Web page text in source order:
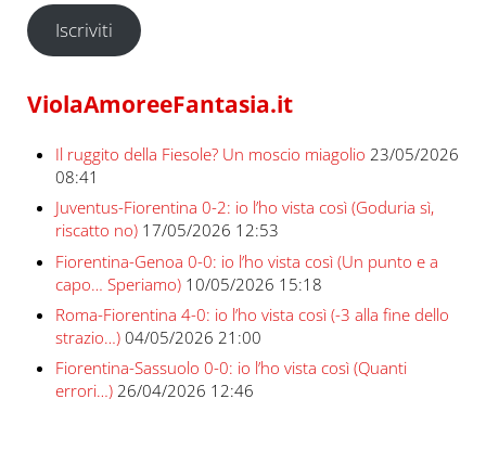
Iscriviti
ViolaAmoreeFantasia.it
Il ruggito della Fiesole? Un moscio miagolio 23/05/2026
08:41
Juventus-Fiorentina 0-2: io l’ho vista così (Goduria sì,
riscatto no) 17/05/2026 12:53
Fiorentina-Genoa 0-0: io l’ho vista così (Un punto e a
capo… Speriamo) 10/05/2026 15:18
Roma-Fiorentina 4-0: io l’ho vista così (-3 alla fine dello
strazio…) 04/05/2026 21:00
Fiorentina-Sassuolo 0-0: io l’ho vista così (Quanti
errori…) 26/04/2026 12:46